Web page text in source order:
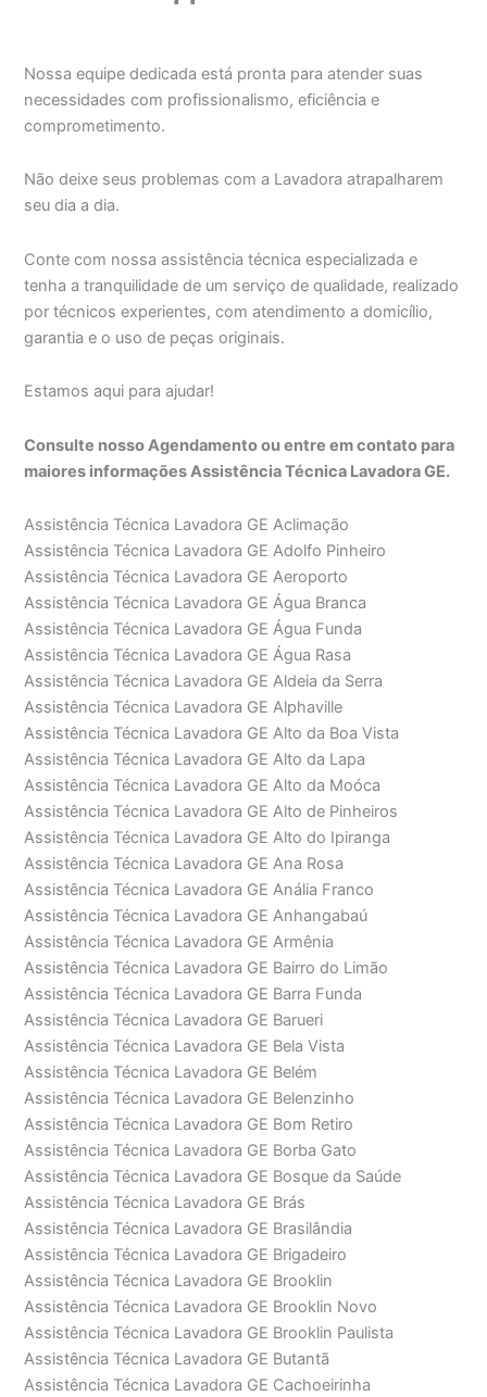
Nossa equipe dedicada está pronta para atender suas
necessidades com profissionalismo, eficiência e
comprometimento.
Não deixe seus problemas com a Lavadora atrapalharem
seu dia a dia.
Conte com nossa assistência técnica especializada e
tenha a tranquilidade de um serviço de qualidade, realizado
por técnicos experientes, com atendimento a domicílio,
garantia e o uso de peças originais.
Estamos aqui para ajudar!
Consulte nosso Agendamento ou entre em contato para
maiores informações Assistência Técnica Lavadora GE.
Assistência Técnica Lavadora GE Aclimação
Assistência Técnica Lavadora GE Adolfo Pinheiro
Assistência Técnica Lavadora GE Aeroporto
Assistência Técnica Lavadora GE Água Branca
Assistência Técnica Lavadora GE Água Funda
Assistência Técnica Lavadora GE Água Rasa
Assistência Técnica Lavadora GE Aldeia da Serra
Assistência Técnica Lavadora GE Alphaville
Assistência Técnica Lavadora GE Alto da Boa Vista
Assistência Técnica Lavadora GE Alto da Lapa
Assistência Técnica Lavadora GE Alto da Moóca
Assistência Técnica Lavadora GE Alto de Pinheiros
Assistência Técnica Lavadora GE Alto do Ipiranga
Assistência Técnica Lavadora GE Ana Rosa
Assistência Técnica Lavadora GE Anália Franco
Assistência Técnica Lavadora GE Anhangabaú
Assistência Técnica Lavadora GE Armênia
Assistência Técnica Lavadora GE Bairro do Limão
Assistência Técnica Lavadora GE Barra Funda
Assistência Técnica Lavadora GE Barueri
Assistência Técnica Lavadora GE Bela Vista
Assistência Técnica Lavadora GE Belém
Assistência Técnica Lavadora GE Belenzinho
Assistência Técnica Lavadora GE Bom Retiro
Assistência Técnica Lavadora GE Borba Gato
Assistência Técnica Lavadora GE Bosque da Saúde
Assistência Técnica Lavadora GE Brás
Assistência Técnica Lavadora GE Brasilândia
Assistência Técnica Lavadora GE Brigadeiro
Assistência Técnica Lavadora GE Brooklin
Assistência Técnica Lavadora GE Brooklin Novo
Assistência Técnica Lavadora GE Brooklin Paulista
Assistência Técnica Lavadora GE Butantã
Assistência Técnica Lavadora GE Cachoeirinha